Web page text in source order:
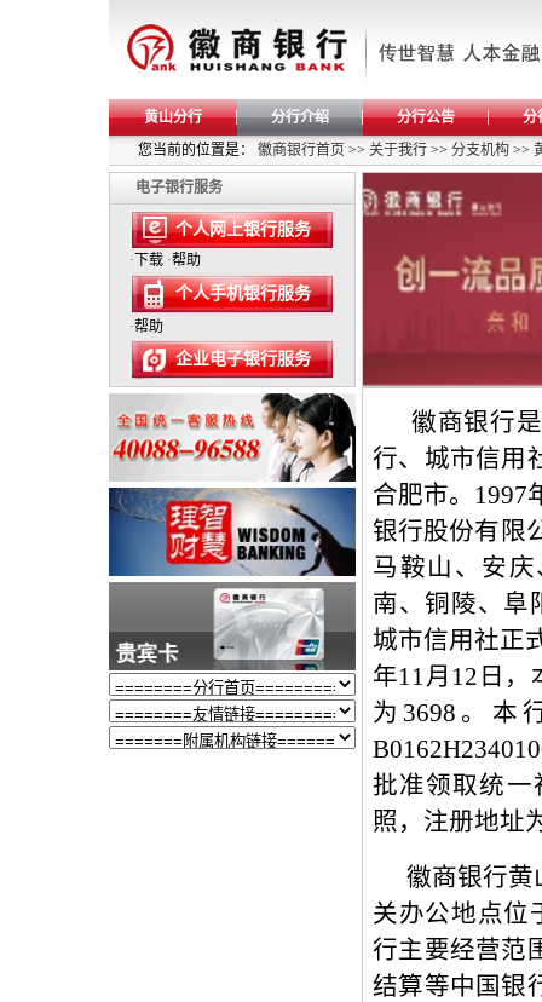
黄山分行 分行介绍 分行公告
分
您当前的位置是： 徽商银行首页 >> 关于我行 >> 分支机构 >>
电子银行服务
个人网上银行服务
· 下载 ·帮助
个人手机银行服务
·帮助
企业电子银行服务